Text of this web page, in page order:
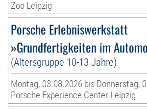
Zoo Leipzig
Porsche Erlebniswerkstatt
»Grundfertigkeiten im
(Altersgruppe 10-13 Jahre)
Montag, 03.08.2026 bis Donnerstag,
Porsche Experience Center Leipzig